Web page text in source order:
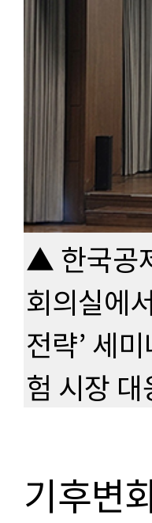
▲ 한국공
회의실에
전략’ 세
험 시장
기후변